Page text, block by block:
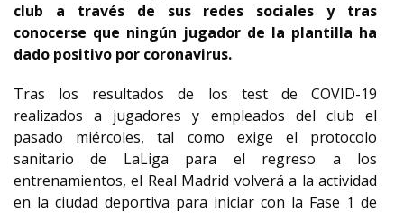
club a través de sus redes sociales y tras
conocerse que ningún jugador de la plantilla ha
dado positivo por coronavirus.
Tras los resultados de los test de COVID-19
realizados a jugadores y empleados del club el
pasado miércoles, tal como exige el protocolo
sanitario de LaLiga para el regreso a los
entrenamientos, el Real Madrid volverá a la actividad
en la ciudad deportiva para iniciar con la Fase 1 de